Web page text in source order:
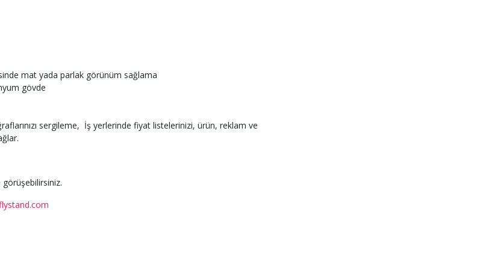
mat yada parlak görünüm sağlama
gövde
sergileme, İş yerlerinde fiyat listelerinizi, ürün, reklam ve